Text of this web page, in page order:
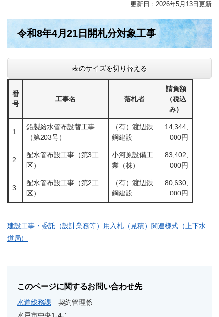
更新日：2026年5月13日更新
令和8年4月21日開札分対象工事
表のサイズを切り替える
番
号
工事名 落札者
請負額
（税込
み）
1
鉛製給水管布設替工事
（第203号）
（有）渡辺鉄
鋼建設
14,344,
000円
2
配水管布設工事（第3工
区）
小河原設備工
業（株）
83,402,
000円
3
配水管布設工事（第2工
区）
（有）渡辺鉄
鋼建設
80,630,
000円
建設工事・委託（設計業務等）用入札（見積）関連様式（上下水
道局）
このページに関するお問い合わせ先
水道総務課
契約管理係
水戸市中央1‐4‐1